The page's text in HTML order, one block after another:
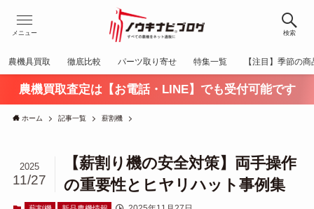
検索
メニュー
農機具買取 徹底比較 パーツ取り寄せ 特集一覧 【注目】季節の商
農機買取査定は【お電話・LINE】でも受付可能です
ホーム 記事一覧 薪割機
【薪割り機の安全対策】両手操作
の重要性とヒヤリハット事例集
2025
11/27